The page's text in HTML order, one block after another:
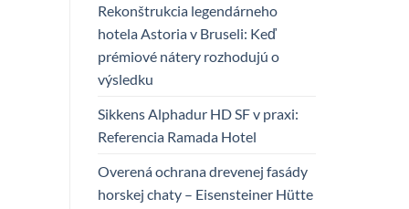
Rekonštrukcia legendárneho
hotela Astoria v Bruseli: Keď
prémiové nátery rozhodujú o
výsledku
Sikkens Alphadur HD SF v praxi:
Referencia Ramada Hotel
Overená ochrana drevenej fasády
horskej chaty – Eisensteiner Hütte